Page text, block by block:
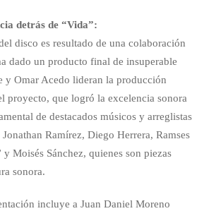
detrás de “Vida”:
disco es resultado de una colaboración
dado un producto final de insuperable
y Omar Acedo lideran la producción
proyecto, que logró la excelencia sonora
de destacados músicos y arreglistas
Ramírez, Diego Herrera, Ramses
Moisés Sánchez, quienes son piezas
sonora.
incluye a Juan Daniel Moreno